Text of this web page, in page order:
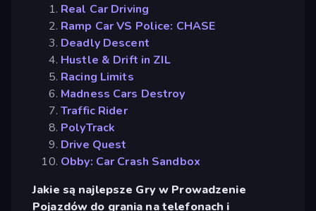
Real Car Driving
Ramp Car VS Police: CHASE
Deadly Descent
Hustle & Drift in ZIL
Racing Limits
Madness Cars Destroy
Traffic Rider
PolyTrack
Drive Quest
Obby: Car Crash Sandbox
Jakie są najlepsze Gry w Prowadzenie
Pojazdów do grania na telefonach i